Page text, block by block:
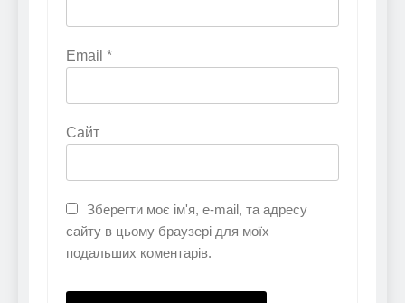
Email *
Сайт
Зберегти моє ім'я, e-mail, та адресу
сайту в цьому браузері для моїх
подальших коментарів.